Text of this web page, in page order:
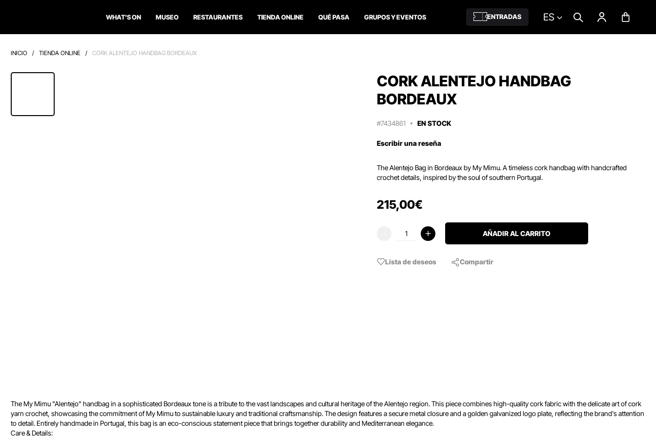
WHAT'S ON MUSEO RESTAURANTES TIENDA ONLINE QUÉ PASA GRUPOS Y EVENTOS ENTRADAS ES
INICIO / TIENDA ONLINE / CORK ALENTEJO HANDBAG BORDEAUX
CORK ALENTEJO HANDBAG
BORDEAUX
#7434861 EN STOCK
Escribir una reseña
The Alentejo Bag in Bordeaux by My Mimu. A timeless cork handbag with handcrafted
crochet details, inspired by the soul of southern Portugal.
215,00€
AÑADIR AL CARRITO
Lista de deseos Compartir
The My Mimu "Alentejo" handbag in a sophisticated Bordeaux tone is a tribute to the vast landscapes and cultural heritage of the Alentejo region. This piece combines high-quality cork fabric with the delicate art of cork
yarn crochet, showcasing the commitment of My Mimu to sustainable luxury and traditional craftsmanship. The design features a secure metal closure and a golden galvanized logo plate, reflecting the brand's attention
to detail. Entirely handmade in Portugal, this bag is an eco-conscious statement piece that brings together durability and Mediterranean elegance.
Care & Details: